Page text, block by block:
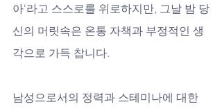
아'라고 스스로를 위로하지만, 그날 밤 당
신의 머릿속은 온통 자책과 부정적인 생
각으로 가득 찹니다.
남성으로서의 정력과 스테미나에 대한